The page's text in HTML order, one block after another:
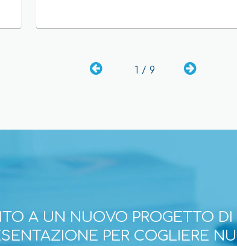
1 / 9
A UN NUOVO PROGETTO
PER COGLIERE